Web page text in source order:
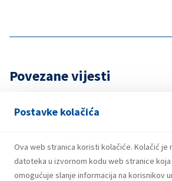
Postavke kolačića
Ova web stranica koristi kolačiće. Kolačić je
datoteka u izvornom kodu web stranice
omogućuje slanje informacija na korisnikov
Povezane vijesti
“Coca-Cola te rashladi, INA/
nagradi!”